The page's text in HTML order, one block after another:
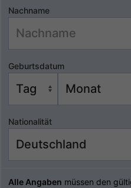
Nachname
Geburtsdatum
Nationalität
Alle Angaben müssen den